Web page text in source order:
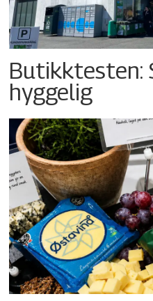
Butikktesten:
hyggelig